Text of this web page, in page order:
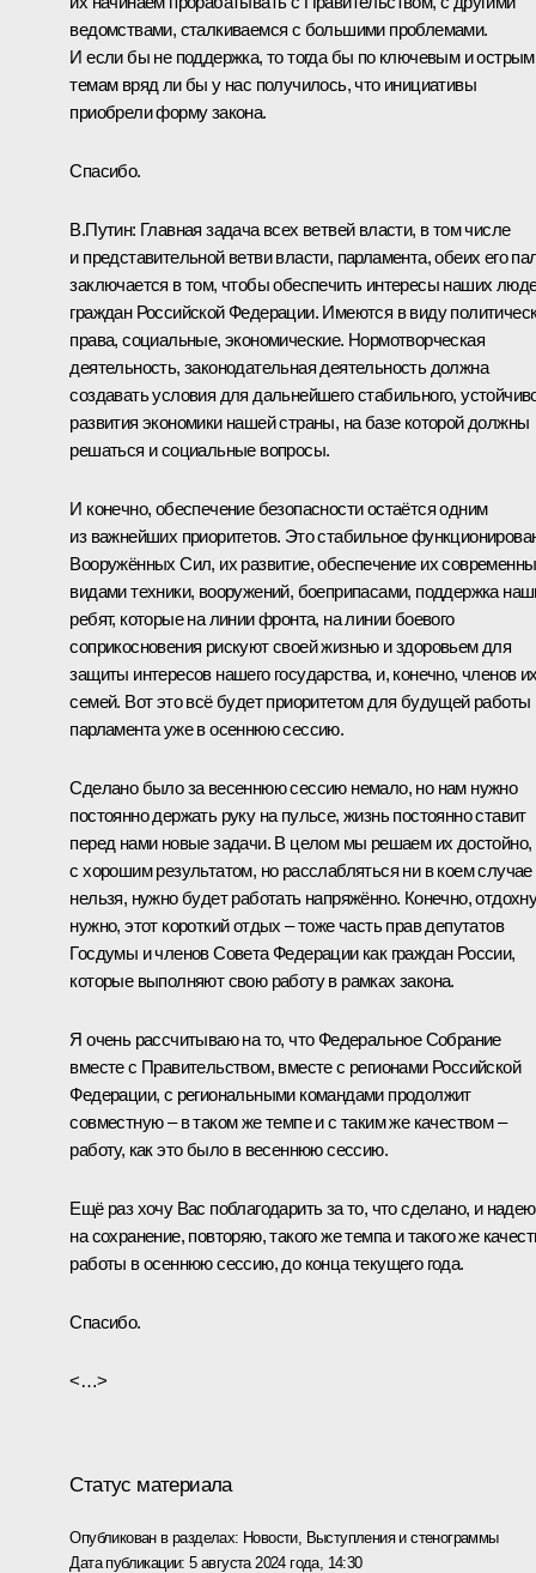
ведомствами, сталкиваемся с большими проблемами.
И если бы не поддержка, то тогда бы по ключевым и острым
темам вряд ли бы у нас получилось, что инициативы
приобрели форму закона.
Спасибо.
В.Путин: Главная задача всех ветвей власти, в том числе
и представительной ветви власти, парламента, обеих его
заключается в том, чтобы обеспечить интересы наших
граждан Российской Федерации. Имеются в виду
права, социальные, экономические. Нормотворческая
деятельность, законодательная деятельность должна
создавать условия для дальнейшего стабильного,
развития экономики нашей страны, на базе которой должны
решаться и социальные вопросы.
И конечно, обеспечение безопасности остаётся одним
из важнейших приоритетов. Это стабильное
Вооружённых Сил, их развитие, обеспечение их
видами техники, вооружений, боеприпасами, поддержка
ребят, которые на линии фронта, на линии боевого
соприкосновения рискуют своей жизнью и здоровьем для
защиты интересов нашего государства, и, конечно, членов
семей. Вот это всё будет приоритетом для будущей работы
парламента уже в осеннюю сессию.
Сделано было за весеннюю сессию немало, но нам нужно
постоянно держать руку на пульсе, жизнь постоянно ставит
перед нами новые задачи. В целом мы решаем их достойно,
с хорошим результатом, но расслабляться ни в коем случае
нельзя, нужно будет работать напряжённо. Конечно,
нужно, этот короткий отдых – тоже часть прав депутатов
Госдумы и членов Совета Федерации как граждан России,
которые выполняют свою работу в рамках закона.
Я очень рассчитываю на то, что Федеральное Собрание
вместе с Правительством, вместе с регионами Российской
Федерации, с региональными командами продолжит
совместную – в таком же темпе и с таким же качеством –
работу, как это было в весеннюю сессию.
Ещё раз хочу Вас поблагодарить за то, что сделано, и
на сохранение, повторяю, такого же темпа и такого же
работы в осеннюю сессию, до конца текущего года.
Спасибо.
<…>
Статус материала
Опубликован в разделах: Новости, Выступления и стенограммы
Дата публикации:5 августа 2024 года, 14:30